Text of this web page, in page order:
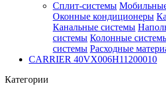
Сплит-системы
Оконные кондиционеры
Канальные системы
системы Колонные
системы Расходные
CARRIER 40VX006H11200010
Категории